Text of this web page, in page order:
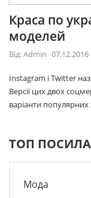
Краса по
моделей
Від: Admin 07.12.2016
Instagram і Twitter
Версії цих двох
варіанти
ТОП
Мода